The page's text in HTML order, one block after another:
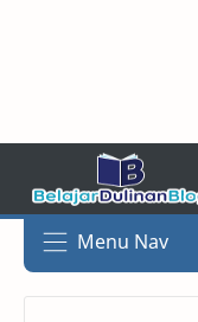
Menu Nav